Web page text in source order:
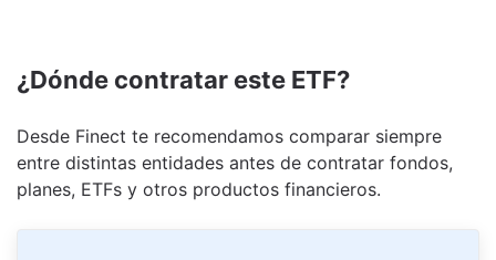
¿Dónde contratar este ETF?
Desde Finect te recomendamos comparar siempre
entre distintas entidades antes de contratar fondos,
planes, ETFs y otros productos financieros.